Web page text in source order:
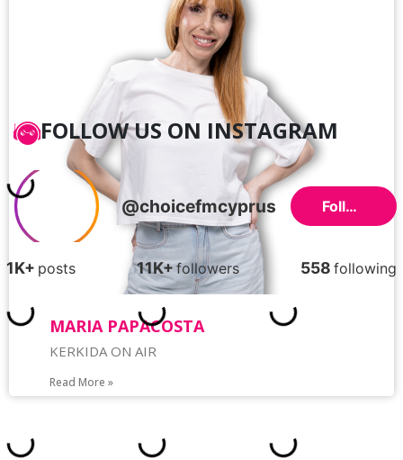
MARIA PAPACOSTA
KERKIDA ON AIR
Read More »
FOLLOW US ON INSTAGRAM